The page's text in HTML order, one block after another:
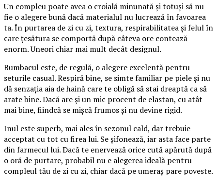
Un compleu poate avea o croială minunată și totuși să nu
fie o alegere bună dacă materialul nu lucrează în favoarea
ta. În purtarea de zi cu zi, textura, respirabilitatea și felul în
care țesătura se comportă după câteva ore contează
enorm. Uneori chiar mai mult decât designul.
Bumbacul este, de regulă, o alegere excelentă pentru
seturile casual. Respiră bine, se simte familiar pe piele și nu
dă senzația aia de haină care te obligă să stai dreaptă ca să
arate bine. Dacă are și un mic procent de elastan, cu atât
mai bine, fiindcă se mișcă frumos și nu devine rigid.
Inul este superb, mai ales în sezonul cald, dar trebuie
acceptat cu tot cu firea lui. Se șifonează, iar asta face parte
din farmecul lui. Dacă te enervează orice cută apărută după
o oră de purtare, probabil nu e alegerea ideală pentru
compleul tău de zi cu zi, chiar dacă pe umeraș pare poveste.